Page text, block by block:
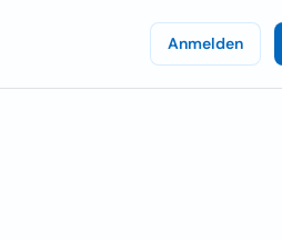
Anmelden